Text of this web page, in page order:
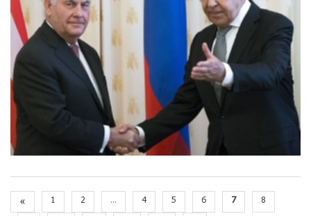
« 1 2 ... 4 5 6 7
8